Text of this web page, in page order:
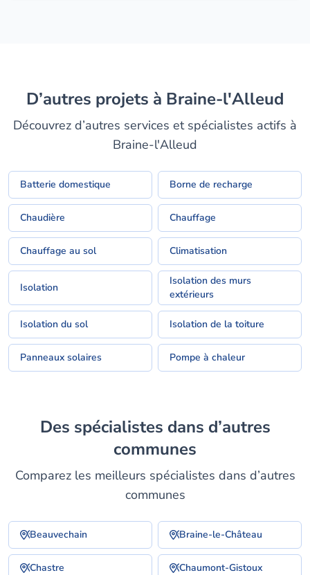
D’autres projets à Braine-l'Alleud
Découvrez d’autres services et spécialistes actifs à
Braine-l'Alleud
Batterie domestique Borne de recharge
Chaudière Chauffage
Chauffage au sol Climatisation
Isolation
Isolation des murs
extérieurs
Isolation du sol Isolation de la toiture
Panneaux solaires Pompe à chaleur
Des spécialistes dans d’autres
communes
Comparez les meilleurs spécialistes dans d’autres
communes
Beauvechain Braine-le-Château
Chastre Chaumont-Gistoux